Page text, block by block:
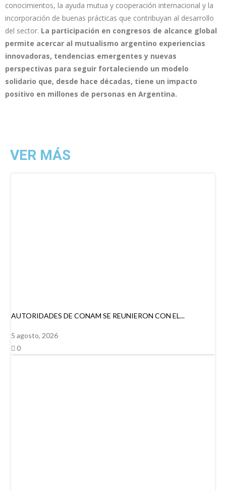
conocimientos, la ayuda mutua y cooperación internacional y la
incorporación de buenas prácticas que contribuyan al desarrollo
del sector. La participación en congresos de alcance global
permite acercar al mutualismo argentino experiencias
innovadoras, tendencias emergentes y nuevas
perspectivas para seguir fortaleciendo un modelo
solidario que, desde hace décadas, tiene un impacto
positivo en millones de personas en Argentina.
VER MÁS
AUTORIDADES DE CONAM SE REUNIERON CON EL...
5 agosto, 2026
0